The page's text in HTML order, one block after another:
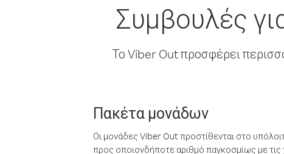
Συμβουλές
Το Viber Out προσφέρει
Πακέτα μονάδων
Οι μονάδες Viber Out προστίθενται στο
προς οποιονδήποτε αριθμό παγκοσμίως με τις